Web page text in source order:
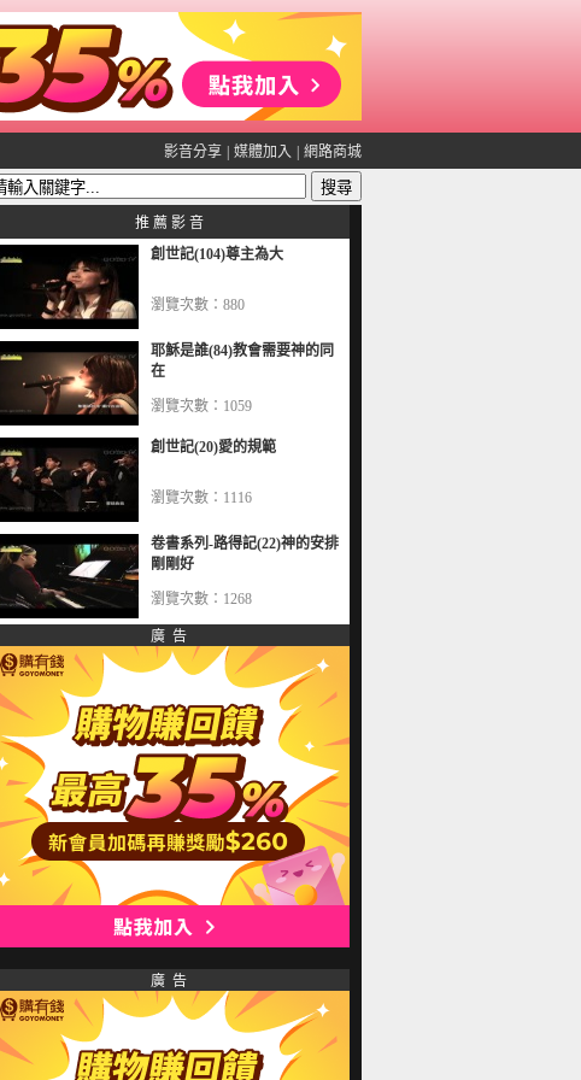
影音分享 媒體加入 網路商城
推 薦 影 音
創世記(104)尊主為大
瀏覽次數：880
耶穌是誰(84)教會需要神的同
在
瀏覽次數：1059
創世記(20)愛的規範
瀏覽次數：1116
卷書系列-路得記(22)神的安排
剛剛好
瀏覽次數：1268
廣 告
廣 告